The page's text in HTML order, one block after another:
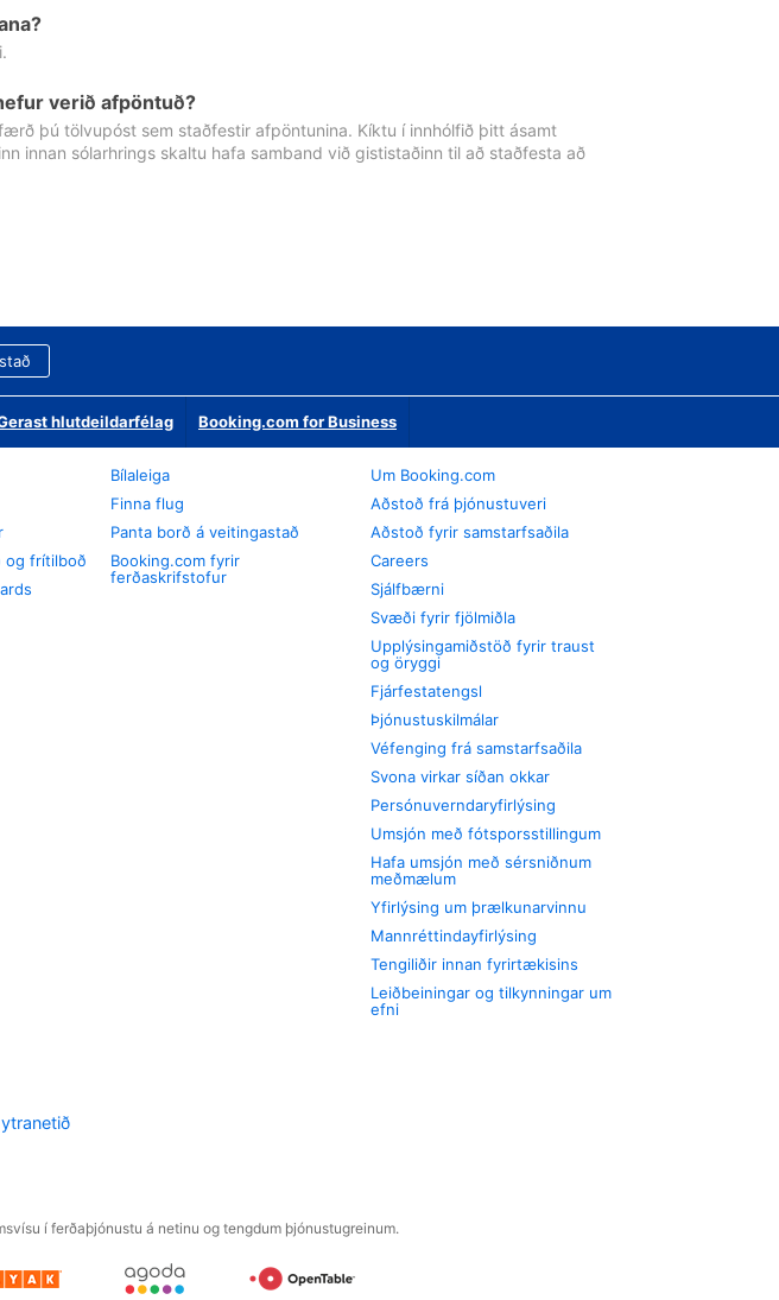
verið afpöntuð?
þú tölvupóst sem staðfestir afpöntunina. Kíktu í innhólfið þitt ásamt
innan sólarhrings skaltu hafa samband við gististaðinn til að staðfesta að
hlutdeildarfélag Booking.com for Business
og frítilboð
Bílaleiga
Finna flug
Panta borð á veitingastað
Booking.com fyrir
ferðaskrifstofur
Um Booking.com
Aðstoð frá þjónustuveri
Aðstoð fyrir samstarfsaðila
Careers
Sjálfbærni
Svæði fyrir fjölmiðla
Upplýsingamiðstöð fyrir traust
og öryggi
Fjárfestatengsl
Þjónustuskilmálar
Véfenging frá samstarfsaðila
Svona virkar síðan okkar
Persónuverndaryfirlýsing
Umsjón með fótsporsstillingum
Hafa umsjón með sérsniðnum
meðmælum
Yfirlýsing um þrælkunarvinnu
Mannréttindayfirlýsing
Tengiliðir innan fyrirtækisins
Leiðbeiningar og tilkynningar um
efni
í ferðaþjónustu á netinu og tengdum þjónustugreinum.